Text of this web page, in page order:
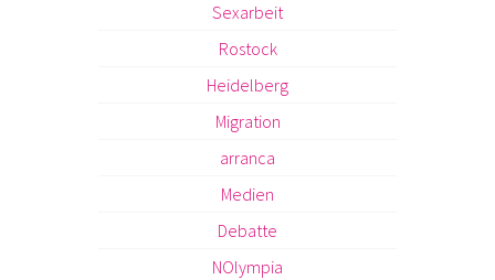
Sexarbeit
Rostock
Heidelberg
Migration
arranca
Medien
Debatte
NOlympia